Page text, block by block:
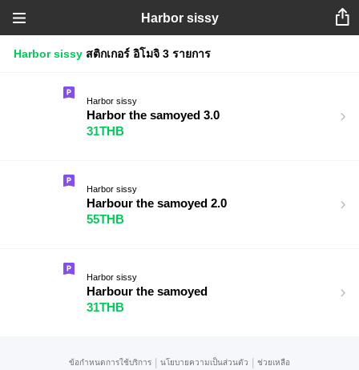
Harbor sissy
Harbor sissy สติกเกอร์ อิโมจิ 3 รายการ
Harbor sissy
Harbor the samoyed 3.0
31THB
Harbor sissy
Harbour the samoyed 2.0
55THB
Harbor sissy
Harbour the samoyed
31THB
ข้อกำหนดการใช้บริการ นโยบายความเป็นส่วนตัว ช่วยเหลือ